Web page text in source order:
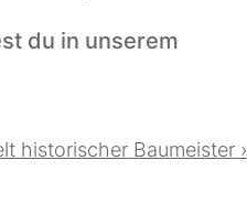
historischer Baumeister ›